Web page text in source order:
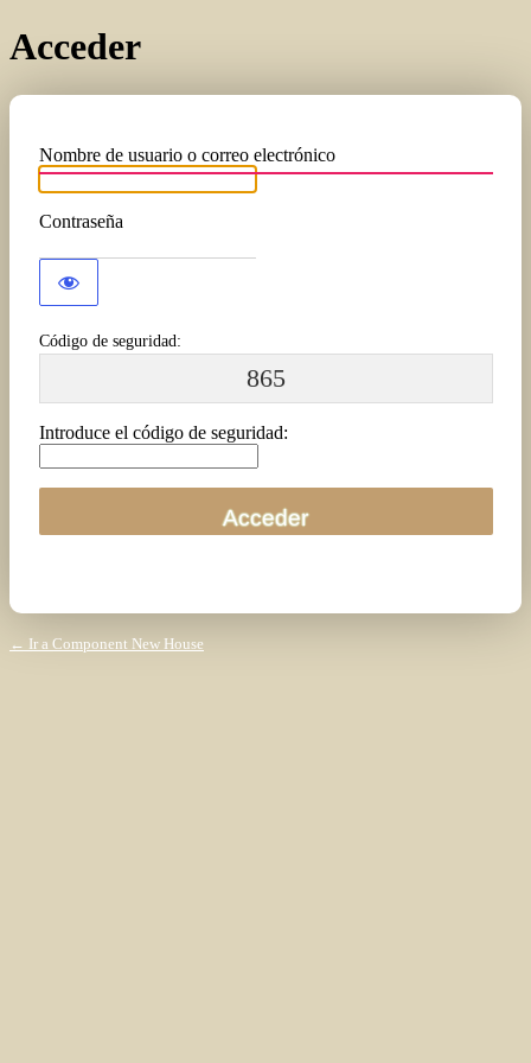
Acceder
Nombre de usuario o correo electrónico
Contraseña
Código de seguridad:
865
Introduce el código de seguridad:
← Ir a Component New House